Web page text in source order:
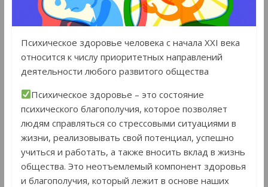
Психическое здоровье человека с начала XXI века
относится к числу приоритетных направлений
деятельности любого развитого общества
Психическое здоровье – это состояние
психического благополучия, которое позволяет
людям справляться со стрессовыми ситуациями в
жизни, реализовывать свой потенциал, успешно
учиться и работать, а также вносить вклад в жизнь
общества. Это неотъемлемый компонент здоровья
и благополучия, который лежит в основе наших